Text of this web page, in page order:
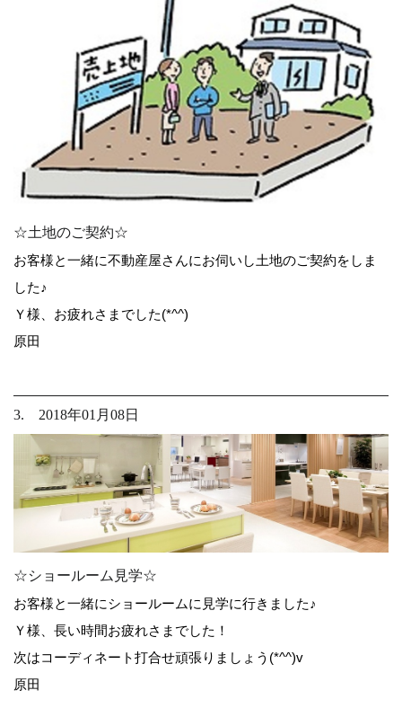
☆土地のご契約☆
お客様と一緒に不動産屋さんにお伺いし土地のご契約をしま
した♪
Ｙ様、お疲れさまでした(*^^)
原田
3. 2018年01月08日
☆ショールーム見学☆
お客様と一緒にショールームに見学に行きました♪
Ｙ様、長い時間お疲れさまでした！
次はコーディネート打合せ頑張りましょう(*^^)v
原田